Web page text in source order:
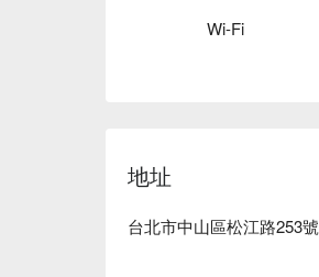
Wi-Fi
地址
台北市中山區松江路253號